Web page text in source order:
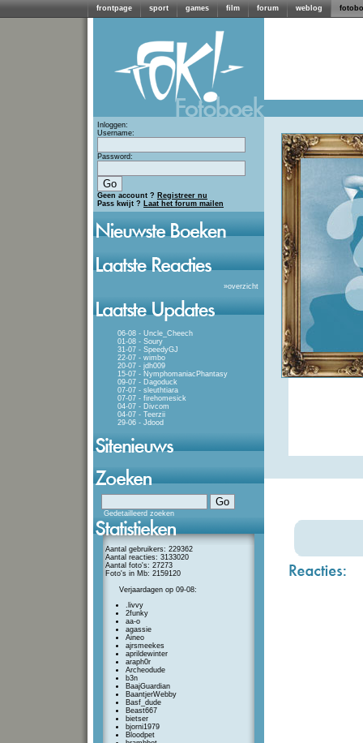
frontpage sport games film forum weblog
Inloggen:
Username:
Password:
Geen account ? Registreer nu
Pass kwijt ? Laat het forum mailen
»overzicht
06-08 - Uncle_Cheech
01-08 - Soury
31-07 - SpeedyGJ
22-07 - wimbo
20-07 - jdh009
15-07 - NymphomaniacPhantasy
09-07 - Dagoduck
07-07 - sleuthtiara
07-07 - firehomesick
04-07 - Divcom
04-07 - Teerzii
29-06 - Jdood
Gedetailleerd zoeken
Aantal gebruikers: 229362
Aantal reacties: 3133020
Aantal foto's: 27273
Foto's in Mb: 2159120
Verjaardagen op 09-08:
.livvy
2funky
aa-o
agassie
Aineo
ajrsmeekes
aprildewinter
araph0r
Archeodude
b3n
BaajGuardian
BaantjerWebby
Basf_dude
Beast667
bietser
bjorni1979
Bloodpet